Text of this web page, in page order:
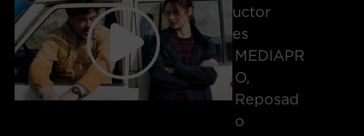
Uctor
Es
MEDIAPR
O,
Reposad
o